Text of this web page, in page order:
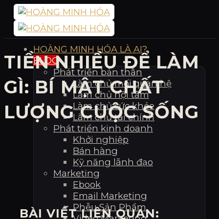
Bỏ
qua
nội
HOÀNG MINH HÓA LÀ AI?
BLOG
Phát triển bản thân
Làm chủ mối quan hệ
Làm chủ nội tâm
Làm chủ sức khỏe
Làm chủ tài chính
Phát triển kinh doanh
Khởi nghiệp
Bán hàng
Kỹ năng lãnh đạo
Marketing
Ebook
Email Marketing
Phễu Sản Phẩm
TIỀN NHIỀU ĐỂ LÀM
GÌ: BÍ MẬT CHẤT
LƯỢNG CUỘC SỐNG
BÀI VIẾT LIÊN QUAN: